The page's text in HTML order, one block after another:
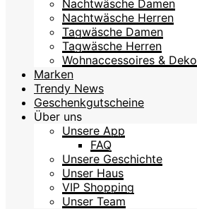
Nachtwäsche Damen
Nachtwäsche Herren
Tagwäsche Damen
Tagwäsche Herren
Wohnaccessoires & Deko
Marken
Trendy News
Geschenkgutscheine
Über uns
Unsere App
FAQ
Unsere Geschichte
Unser Haus
VIP Shopping
Unser Team